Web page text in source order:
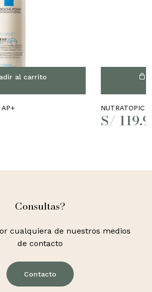
productos en el
carrito.
Go to shop
al carrito
NUTRATOPIC
S/
Consultas?
cualquiera de nuestros medios
de contacto
Contacto